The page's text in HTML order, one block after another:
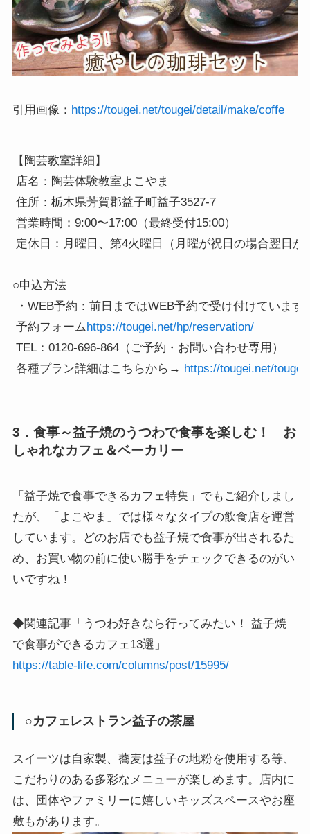
引用画像： https://tougei.net/tougei/detail/make/coffe
【陶芸教室詳細】
店名：陶芸体験教室よこやま
住所：栃木県芳賀郡益子町益子3527-7
営業時間：9:00〜17:00（最終受付15:00）
定休日：月曜日、第4火曜日（月曜が祝日の場合翌日が
○申込方法
・WEB予約：前日まではWEB予約で受け付けています
予約フォームhttps://tougei.net/hp/reservation/
TEL：0120-696-864（ご予約・お問い合わせ専用）
各種プラン詳細はこちらから→ https://tougei.net/tougei
3．食事～益子焼のうつわで食事を楽しむ！ お
しゃれなカフェ＆ベーカリー
「益子焼で食事できるカフェ特集」でもご紹介しまし
たが、「よこやま」では様々なタイプの飲食店を運営
しています。どのお店でも益子焼で食事が出されるた
め、お買い物の前に使い勝手をチェックできるのがい
いですね！
◆関連記事「うつわ好きなら行ってみたい！ 益子焼
で食事ができるカフェ13選」
https://table-life.com/columns/post/15995/
○カフェレストラン益子の茶屋
スイーツは自家製、蕎麦は益子の地粉を使用する等、
こだわりのある多彩なメニューが楽しめます。店内に
は、団体やファミリーに嬉しいキッズスペースやお座
敷もがあります。